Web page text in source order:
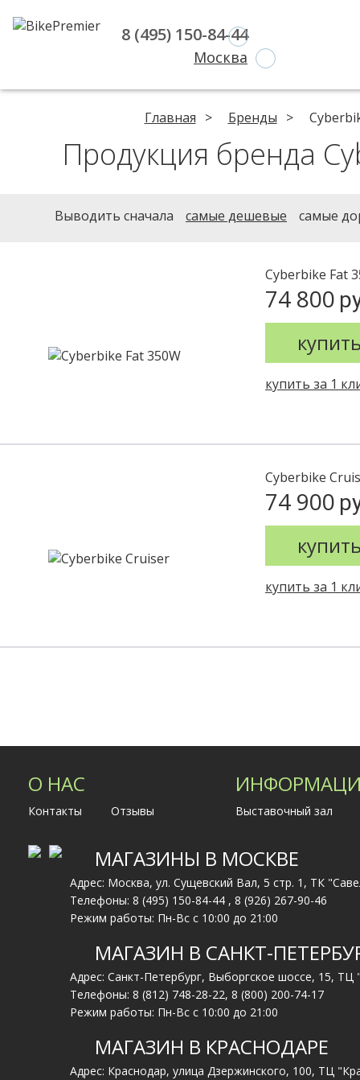
8 (495) 150-84-44
Москва
Главная Бренды
Продукция бренда
Выводить сначала самые дешевые самые
Cyberbike Fat
74 800
купить за 1
Cyberbike
74 900
купить за 1
О НАС
Контакты Отзывы Выставочный зал
МАГАЗИНЫ В МОСКВЕ
Адрес: Москва, ул. Сущевский Вал, 5 стр. 1, ТК
Телефоны: 8 (495) 150-84-44 , 8 (926) 267-90-46
Режим работы: Пн-Вс с 10:00 до 21:00
МАГАЗИН В САНКТ-
Адрес: Санкт-Петербург, Выборгское шоссе, 15,
Телефоны: 8 (812) 748-28-22, 8 (800) 200-74-17
Режим работы: Пн-Вс с 10:00 до 21:00
МАГАЗИН В КРАСНОДАРЕ
Адрес: Краснодар, улица Дзержинского, 100, ТЦ